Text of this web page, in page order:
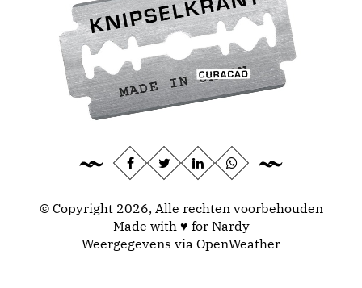
© Copyright 2026, Alle rechten voorbehouden
Made with ♥ for Nardy
Weergegevens via OpenWeather